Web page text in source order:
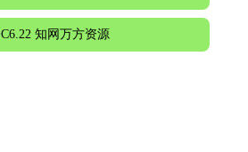
C6.22 知网万方资源